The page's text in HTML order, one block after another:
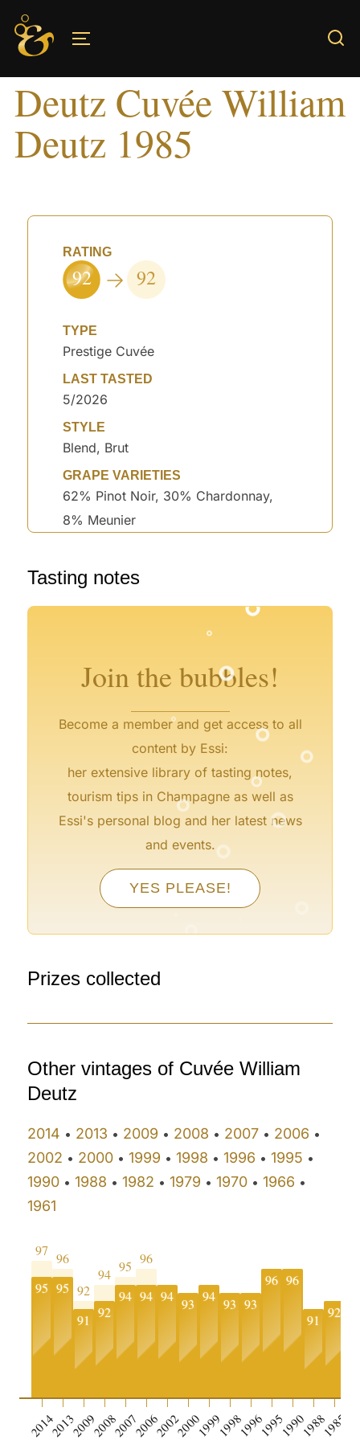
Skip
content
Deutz Cuvée William
Deutz 1985
RATING
92 92
TYPE
Prestige Cuvée
LAST TASTED
5/2026
STYLE
Blend, Brut
GRAPE VARIETIES
62% Pinot Noir, 30% Chardonnay,
8% Meunier
Tasting notes
Join the bubbles!
Become a member and get access to all
content by Essi:
her extensive library of tasting notes,
tourism tips in Champagne as well as
Essi's personal blog and her latest news
and events.
YES PLEASE!
°
°
° °
°
° °
°
°
°
°
°
°
°
Prizes collected
Other vintages of Cuvée William
Deutz
2014 • 2013 • 2009 • 2008 • 2007 • 2006 •
2002 • 2000 •1999 •1998 •1996 •1995 •
1990 •1988 •1982 •1979 •1970 •1966 •
1961
97
95
2014
96
95
2013
92
91
2009
94
92
2008
95
94
2007
96
94
2006
94
2002
93
2000
94
1999
93
1998
93
1996
96
1995
96
1990
91
1988
92
1985